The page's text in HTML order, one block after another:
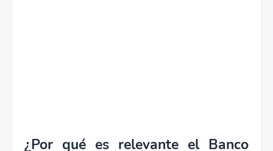
¿Por qué es relevante el Banco